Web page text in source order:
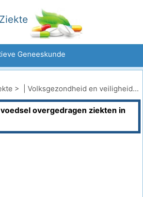
Geneeskunde
Kanker
Mond- En Tandzorg
> | Volksgezondheid en veiligheid|
overgedragen ziekten in